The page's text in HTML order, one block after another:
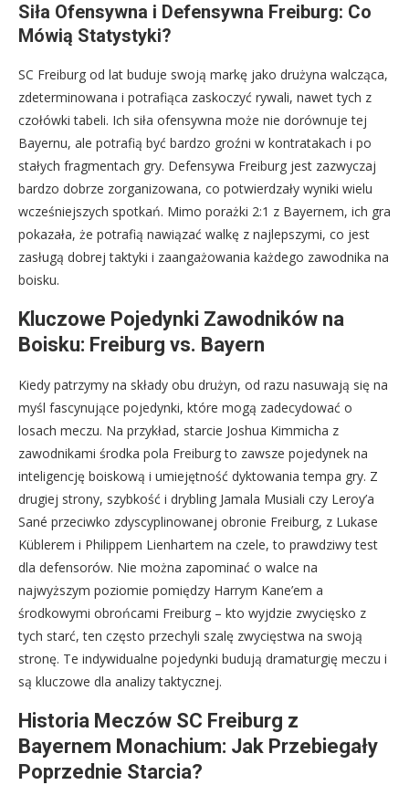
Siła Ofensywna i Defensywna Freiburg: Co
Mówią Statystyki?
SC Freiburg od lat buduje swoją markę jako drużyna walcząca,
zdeterminowana i potrafiąca zaskoczyć rywali, nawet tych z
czołówki tabeli. Ich siła ofensywna może nie dorównuje tej
Bayernu, ale potrafią być bardzo groźni w kontratakach i po
stałych fragmentach gry. Defensywa Freiburg jest zazwyczaj
bardzo dobrze zorganizowana, co potwierdzały wyniki wielu
wcześniejszych spotkań. Mimo porażki 2:1 z Bayernem, ich gra
pokazała, że potrafią nawiązać walkę z najlepszymi, co jest
zasługą dobrej taktyki i zaangażowania każdego zawodnika na
boisku.
Kluczowe Pojedynki Zawodników na
Boisku: Freiburg vs. Bayern
Kiedy patrzymy na składy obu drużyn, od razu nasuwają się na
myśl fascynujące pojedynki, które mogą zadecydować o
losach meczu. Na przykład, starcie Joshua Kimmicha z
zawodnikami środka pola Freiburg to zawsze pojedynek na
inteligencję boiskową i umiejętność dyktowania tempa gry. Z
drugiej strony, szybkość i drybling Jamala Musiali czy Leroy’a
Sané przeciwko zdyscyplinowanej obronie Freiburg, z Lukase
Küblerem i Philippem Lienhartem na czele, to prawdziwy test
dla defensorów. Nie można zapominać o walce na
najwyższym poziomie pomiędzy Harrym Kane’em a
środkowymi obrońcami Freiburg – kto wyjdzie zwycięsko z
tych starć, ten często przechyli szalę zwycięstwa na swoją
stronę. Te indywidualne pojedynki budują dramaturgię meczu i
są kluczowe dla analizy taktycznej.
Historia Meczów SC Freiburg z
Bayernem Monachium: Jak Przebiegały
Poprzednie Starcia?